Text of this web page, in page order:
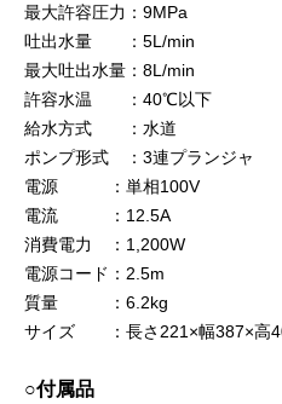
最大許容圧力：9MPa
吐出水量 ：5L/min
最大吐出水量：8L/min
許容水温 ：40℃以下
給水方式 ：水道
ポンプ形式 ：3連プランジャ
電源 ：単相100V
電流 ：12.5A
消費電力 ：1,200W
電源コード：2.5m
質量 ：6.2kg
サイズ ：長さ221×幅387×高
○付属品